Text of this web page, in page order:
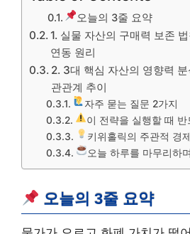
오늘의 3줄 요약
1. 실물 자산의 구매력 보존
연동 원리
2. 3대 핵심 자산의 영향력
관관계 추이
자주 묻는 질문 2가지
이 전략을 실행할 때 반
키위홀릭의 주관적 경
오늘 하루를 마무리하며
오늘의 3줄 요약